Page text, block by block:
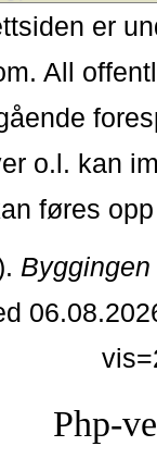
er
All
o.l. kan
føres
Php-